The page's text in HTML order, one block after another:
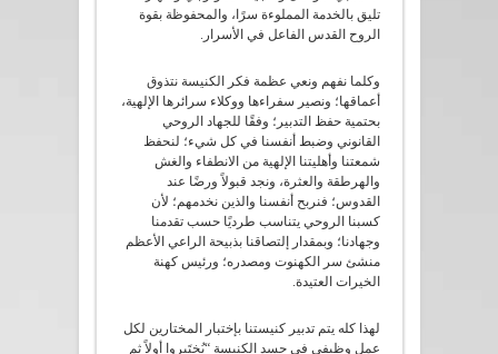
تليق بالخدمة المملوءة سرًا، والمحفوظة بقوة
الروح القدس الفاعل في الأسرار.
وكلما نفهم ونعي عظمة فكر الكنيسة نتذوق
أعماقها؛ ونصير سفراءها ووكلاء سرائرها الإلهية،
بحتمية حفظ التدبير؛ وفقًا للجهاد الروحي
القانوني وضبط أنفسنا في كل شيء؛ لنحفظ
شمعتنا وأهليتنا الإلهية من الانطفاء والغش
والهرطقة والعثرة، ونجد قبولاً ورضًا عند
القدوس؛ فنربح أنفسنا والذين نخدمهم؛ لأن
كسبنا الروحي يتناسب طرديًا حسب تقدمنا
وجهادنا؛ وبمقدار إلتصاقنا بذبيحة الراعي الأعظم
منشئ سر الكهنوت ومصدره؛ ورئيس كهنة
الخيرات العتيدة.
لهذا كله يتم تدبير كنيستنا بإختبار المختارين لكل
عمل وظيفي في جسد الكنيسة “يُختَبروا أولاً ثم